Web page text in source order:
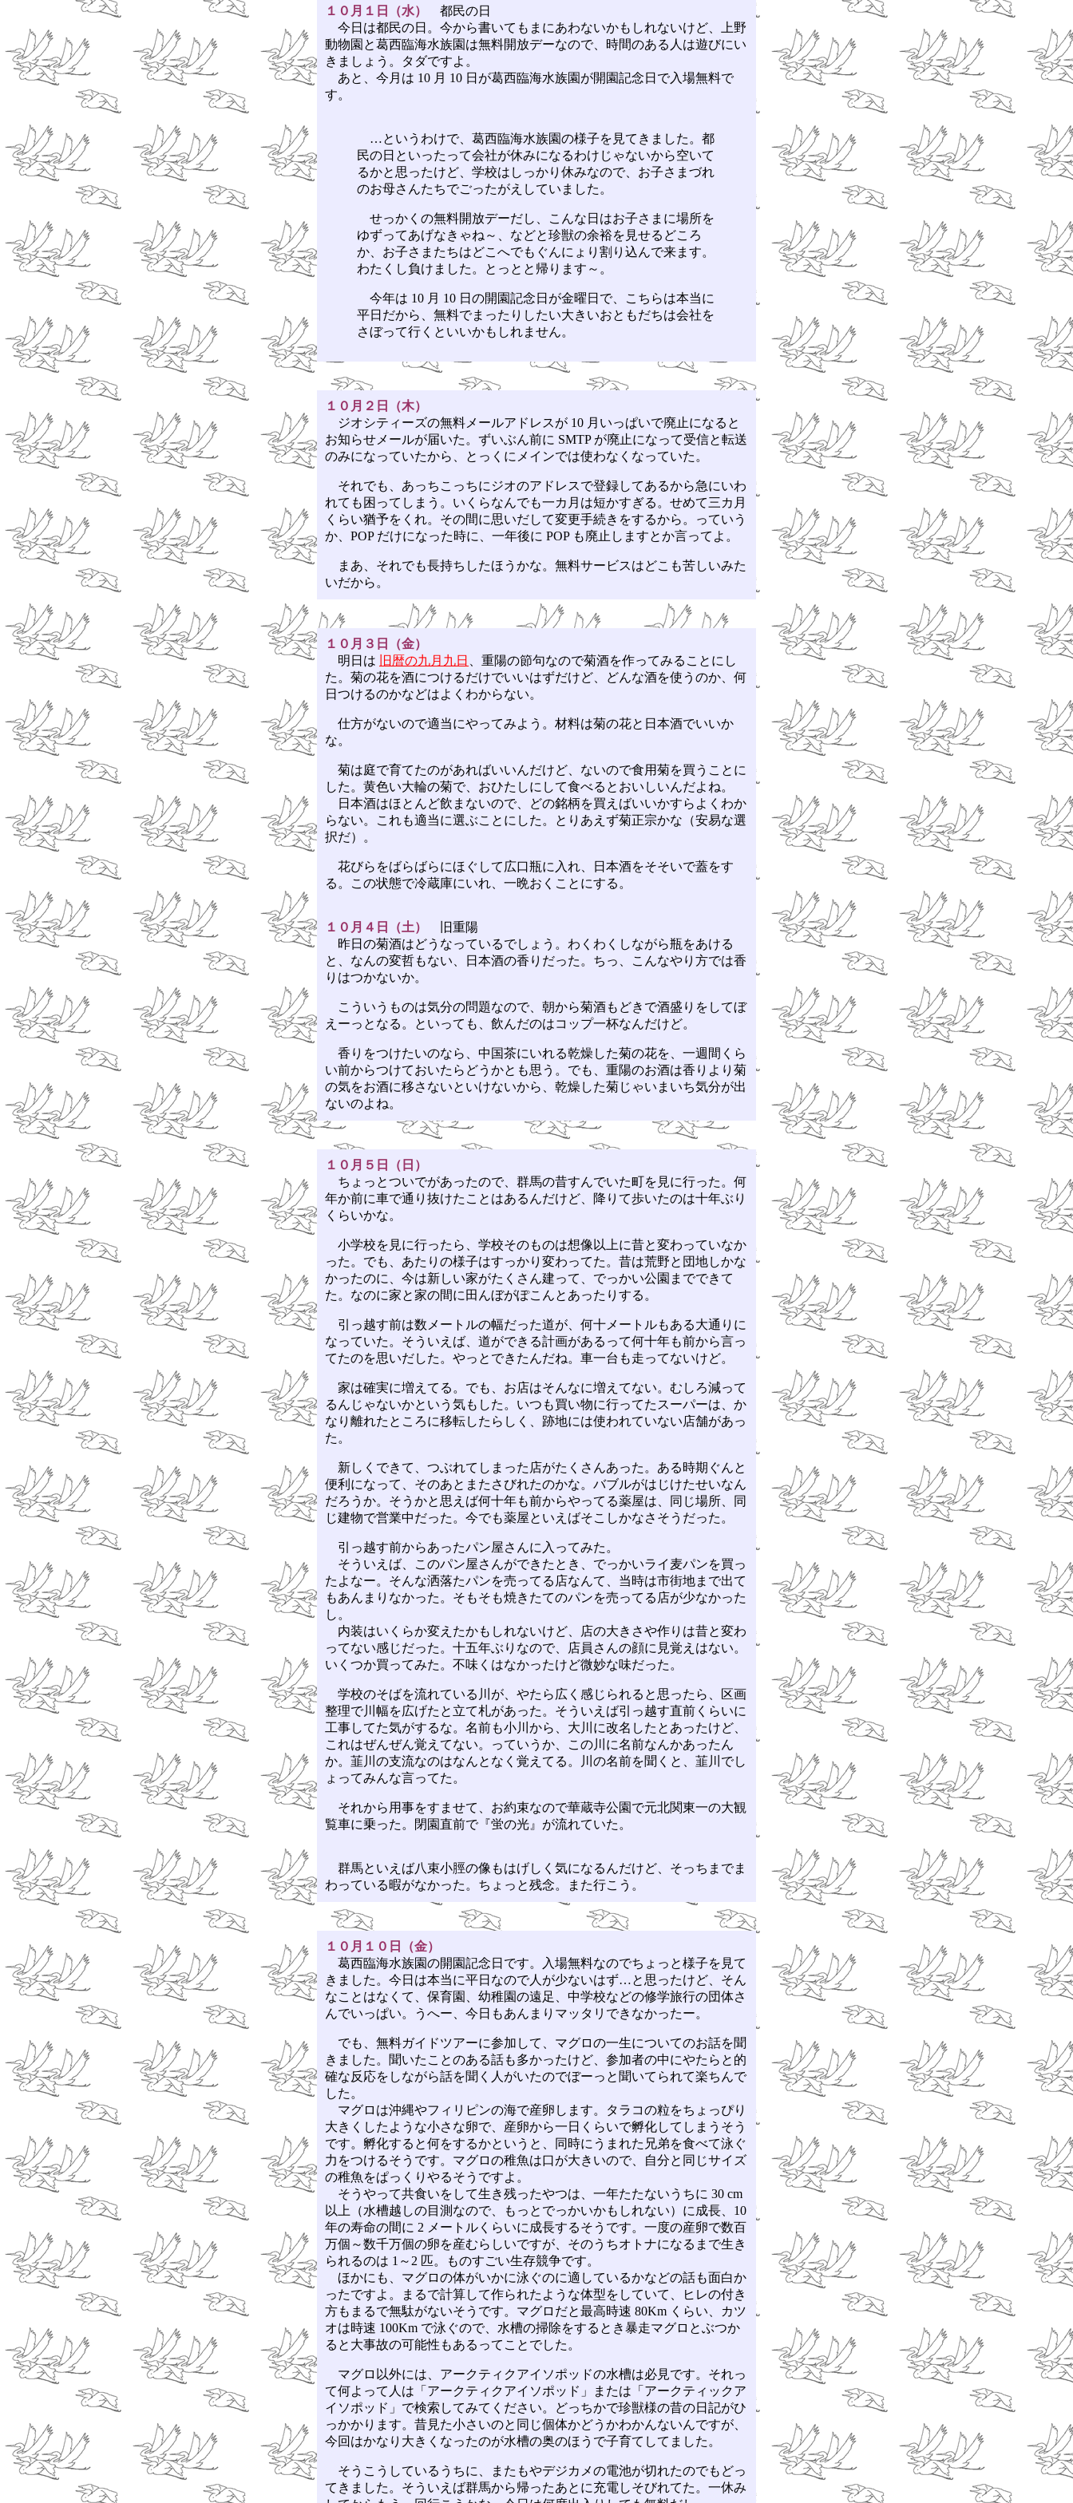
１０月１日（水）
都民の日
今日は都民の日。今から書いてもまにあわないかもしれないけど、上野
動物園と葛西臨海水族園は無料開放デーなので、時間のある人は遊びにい
きましょう。タダですよ。
あと、今月は 10 月 10 日が葛西臨海水族園が開園記念日で入場無料で
す。
…というわけで、葛西臨海水族園の様子を見てきました。都
民の日といったって会社が休みになるわけじゃないから空いて
るかと思ったけど、学校はしっかり休みなので、お子さまづれ
のお母さんたちでごったがえしていました。
せっかくの無料開放デーだし、こんな日はお子さまに場所を
ゆずってあげなきゃね～、などと珍獣の余裕を見せるどころ
か、お子さまたちはどこへでもぐんにょり割り込んで来ます。
わたくし負けました。とっとと帰ります～。
今年は 10 月 10 日の開園記念日が金曜日で、こちらは本当に
平日だから、無料でまったりしたい大きいおともだちは会社を
さぼって行くといいかもしれません。
１０月２日（木）
ジオシティーズの無料メールアドレスが 10 月いっぱいで廃止になると
お知らせメールが届いた。ずいぶん前に SMTP が廃止になって受信と転送
のみになっていたから、とっくにメインでは使わなくなっていた。
それでも、あっちこっちにジオのアドレスで登録してあるから急にいわ
れても困ってしまう。いくらなんでも一カ月は短かすぎる。せめて三カ月
くらい猶予をくれ。その間に思いだして変更手続きをするから。っていう
か、POP だけになった時に、一年後に POP も廃止しますとか言ってよ。
まあ、それでも長持ちしたほうかな。無料サービスはどこも苦しいみた
いだから。
１０月３日（金）
明日は
旧暦の九月九日
、重陽の節句なので菊酒を作ってみることにし
た。菊の花を酒につけるだけでいいはずだけど、どんな酒を使うのか、何
日つけるのかなどはよくわからない。
仕方がないので適当にやってみよう。材料は菊の花と日本酒でいいか
な。
菊は庭で育てたのがあればいいんだけど、ないので食用菊を買うことに
した。黄色い大輪の菊で、おひたしにして食べるとおいしいんだよね。
日本酒はほとんど飲まないので、どの銘柄を買えばいいかすらよくわか
らない。これも適当に選ぶことにした。とりあえず菊正宗かな（安易な選
択だ）。
花びらをばらばらにほぐして広口瓶に入れ、日本酒をそそいで蓋をす
る。この状態で冷蔵庫にいれ、一晩おくことにする。
１０月４日（土）
旧重陽
昨日の菊酒はどうなっているでしょう。わくわくしながら瓶をあける
と、なんの変哲もない、日本酒の香りだった。ちっ、こんなやり方では香
りはつかないか。
こういうものは気分の問題なので、朝から菊酒もどきで酒盛りをしてぼ
えーっとなる。といっても、飲んだのはコップ一杯なんだけど。
香りをつけたいのなら、中国茶にいれる乾燥した菊の花を、一週間くら
い前からつけておいたらどうかとも思う。でも、重陽のお酒は香りより菊
の気をお酒に移さないといけないから、乾燥した菊じゃいまいち気分が出
ないのよね。
１０月５日（日）
ちょっとついでがあったので、群馬の昔すんでいた町を見に行った。何
年か前に車で通り抜けたことはあるんだけど、降りて歩いたのは十年ぶり
くらいかな。
小学校を見に行ったら、学校そのものは想像以上に昔と変わっていなか
った。でも、あたりの様子はすっかり変わってた。昔は荒野と団地しかな
かったのに、今は新しい家がたくさん建って、でっかい公園までできて
た。なのに家と家の間に田んぼがぽこんとあったりする。
引っ越す前は数メートルの幅だった道が、何十メートルもある大通りに
なっていた。そういえば、道ができる計画があるって何十年も前から言っ
てたのを思いだした。やっとできたんだね。車一台も走ってないけど。
家は確実に増えてる。でも、お店はそんなに増えてない。むしろ減って
るんじゃないかという気もした。いつも買い物に行ってたスーパーは、か
なり離れたところに移転したらしく、跡地には使われていない店舗があっ
た。
新しくできて、つぶれてしまった店がたくさんあった。ある時期ぐんと
便利になって、そのあとまたさびれたのかな。バブルがはじけたせいなん
だろうか。そうかと思えば何十年も前からやってる薬屋は、同じ場所、同
じ建物で営業中だった。今でも薬屋といえばそこしかなさそうだった。
引っ越す前からあったパン屋さんに入ってみた。
そういえば、このパン屋さんができたとき、でっかいライ麦パンを買っ
たよなー。そんな洒落たパンを売ってる店なんて、当時は市街地まで出て
もあんまりなかった。そもそも焼きたてのパンを売ってる店が少なかった
し。
内装はいくらか変えたかもしれないけど、店の大きさや作りは昔と変わ
ってない感じだった。十五年ぶりなので、店員さんの顔に見覚えはない。
いくつか買ってみた。不味くはなかったけど微妙な味だった。
学校のそばを流れている川が、やたら広く感じられると思ったら、区画
整理で川幅を広げたと立て札があった。そういえば引っ越す直前くらいに
工事してた気がするな。名前も小川から、大川に改名したとあったけど、
これはぜんぜん覚えてない。っていうか、この川に名前なんかあったん
か。韮川の支流なのはなんとなく覚えてる。川の名前を聞くと、韮川でし
ょってみんな言ってた。
それから用事をすませて、お約束なので華蔵寺公園で元北関東一の大観
覧車に乗った。閉園直前で『蛍の光』が流れていた。
群馬といえば八束小脛の像もはげしく気になるんだけど、そっちまでま
わっている暇がなかった。ちょっと残念。また行こう。
１０月１０日（金）
葛西臨海水族園の開園記念日です。入場無料なのでちょっと様子を見て
きました。今日は本当に平日なので人が少ないはず…と思ったけど、そん
なことはなくて、保育園、幼稚園の遠足、中学校などの修学旅行の団体さ
んでいっぱい。うへー、今日もあんまりマッタリできなかったー。
でも、無料ガイドツアーに参加して、マグロの一生についてのお話を聞
きました。聞いたことのある話も多かったけど、参加者の中にやたらと的
確な反応をしながら話を聞く人がいたのでぼーっと聞いてられて楽ちんで
した。
マグロは沖縄やフィリピンの海で産卵します。タラコの粒をちょっぴり
大きくしたような小さな卵で、産卵から一日くらいで孵化してしまうそう
です。孵化すると何をするかというと、同時にうまれた兄弟を食べて泳ぐ
力をつけるそうです。マグロの稚魚は口が大きいので、自分と同じサイズ
の稚魚をぱっくりやるそうですよ。
そうやって共食いをして生き残ったやつは、一年たたないうちに 30 cm
以上（水槽越しの目測なので、もっとでっかいかもしれない）に成長、10
年の寿命の間に 2 メートルくらいに成長するそうです。一度の産卵で数百
万個～数千万個の卵を産むらしいですが、そのうちオトナになるまで生き
られるのは 1～2 匹。ものすごい生存競争です。
ほかにも、マグロの体がいかに泳ぐのに適しているかなどの話も面白か
ったですよ。まるで計算して作られたような体型をしていて、ヒレの付き
方もまるで無駄がないそうです。マグロだと最高時速 80Km くらい、カツ
オは時速 100Km で泳ぐので、水槽の掃除をするとき暴走マグロとぶつか
ると大事故の可能性もあるってことでした。
マグロ以外には、アークティクアイソポッドの水槽は必見です。それっ
て何よって人は「アークティクアイソポッド」または「アークティックア
イソポッド」で検索してみてください。どっちかで珍獣様の昔の日記がひ
っかかります。昔見た小さいのと同じ個体かどうかわかんないんですが、
今回はかなり大きくなったのが水槽の奥のほうで子育てしてました。
そうこうしているうちに、またもやデジカメの電池が切れたのでもどっ
てきました。そういえば群馬から帰ったあとに充電しそびれてた。一休み